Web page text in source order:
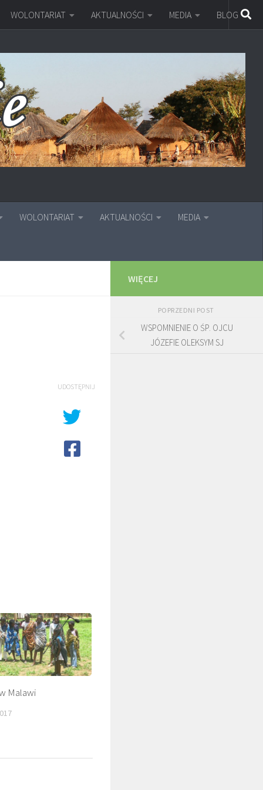
WOLONTARIAT AKTUALNOŚCI MEDIA BLOG
WOLONTARIAT AKTUALNOŚCI MEDIA
UDOSTĘPNIJ
Malawi
WIĘCEJ
POPRZEDNI POST
WSPOMNIENIE O ŚP. OJCU
JÓZEFIE OLEKSYM SJ